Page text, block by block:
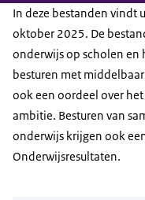
In deze bestanden vindt
oktober 2025. De
onderwijs op scholen en
besturen met
ook een oordeel over
ambitie. Besturen van
onderwijs krijgen ook
Onderwijsresultaten.